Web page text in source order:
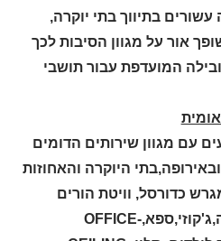
בתיווך בתי יוקרה,
אור על מגוון הסיבות לכך
המועדפת עבור תושבי
עם מגוון שירותים הדומים
היוקרה והאחוזות
כדורסל, וויטת הורים
OFFICE-